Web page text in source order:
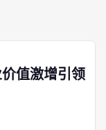
值激增引领